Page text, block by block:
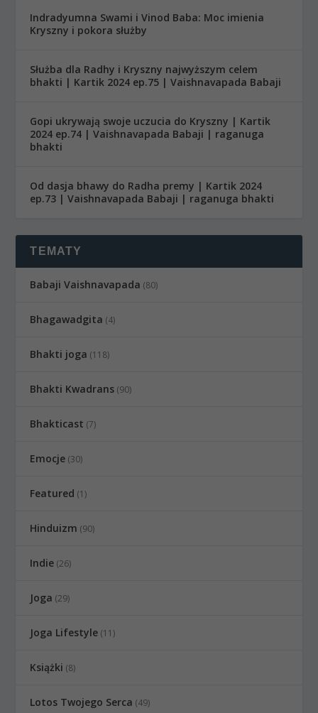
Indradyumna Swami i Vinod Baba: Moc imienia
Kryszny i pokora służby
Służba dla Radhy i Kryszny najwyższym celem
bhakti | Kartik 2024 ep.75 | Vaishnavapada Babaji
Gopi ukrywają swoje uczucia do Kryszny | Kartik
2024 ep.74 | Vaishnavapada Babaji | raganuga
bhakti
Od dasja bhawy do Radha premy | Kartik 2024
ep.73 | Vaishnavapada Babaji | raganuga bhakti
TEMATY
Babaji Vaishnavapada (80)
Bhagawadgita (4)
Bhakti joga (118)
Bhakti Kwadrans (90)
Bhakticast (7)
Emocje (30)
Featured (1)
Hinduizm (90)
Indie (26)
Joga (29)
Joga Lifestyle (11)
Książki (8)
Lotos Twojego Serca (49)